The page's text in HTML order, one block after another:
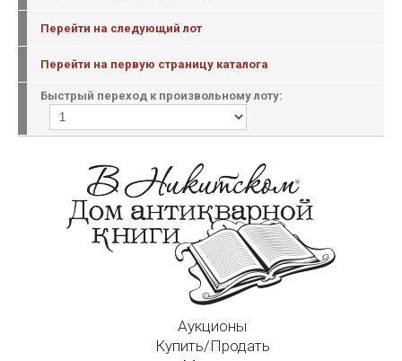
Перейти на следующий лот
Перейти на первую страницу каталога
Быстрый переход к произвольному лоту:
Аукционы
Купить/Продать